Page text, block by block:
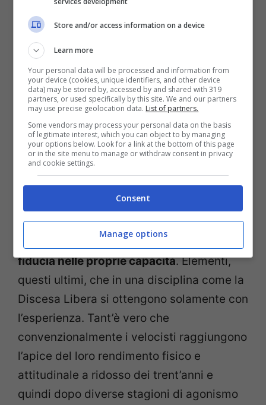
imboccare poi la picchiata sullo
finale
, il rettilineo verso il traguardo dove
un pubblico da stadio solleva il suo
ruggito.
Leggi anche:Sci alpino, torna lo spettacolo
del Circo Bianco.
La pista delle leggende
Per affrontare le numerose traversie che
caratterizzano la Streif è dunque
necessaria una tecnica sopraffina, unita a
una massiccia dose di coraggio e di
fiducia nelle proprie capacità. Elementi,
questi ultimi, che in una disciplina come la
Discesa Libera si ottengono solamente con
l’esperienza. Tant’è vero che
convenzionalmente i velocisti raggiungono
l’apice del loro rendimento fisico e
attitudinale a ridosso dei trent’anni e
quindi dopo diverse stagioni di agonismo
Store and/or access information on a device
Learn more
Your personal data will be processed and information from
your device (cookies, unique identifiers, and other device
data) may be stored by, accessed by and shared with 319
partners, or used specifically by this site. We and our partners
may use precise geolocation data. List of partners.
Some vendors may process your personal data on the basis
of legitimate interest, which you can object to by managing
your options below. Look for a link at the bottom of this page
or in the site menu to manage or withdraw consent in privacy
and cookie settings.
Consent
Manage options